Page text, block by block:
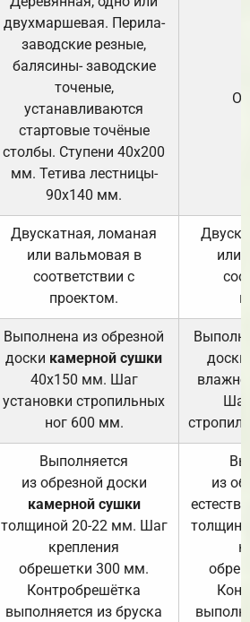
двухмаршевая. Перила-
заводские резные,
балясины- заводские
точеные,
устанавливаются
стартовые точёные
столбы. Ступени 40х200
мм. Тетива лестницы-
90х140 мм.
Двускатная, ломаная
или вальмовая в
соответствии с
проектом.
или
Выполнена из обрезной
доски камерной сушки
40х150 мм. Шаг
установки стропильных
ног 600 мм.
доски
Выполняется
из обрезной доски
камерной сушки
толщиной 20-22 мм. Шаг
крепления
обрешетки 300 мм.
Контробрешётка
выполняется из бруска
из